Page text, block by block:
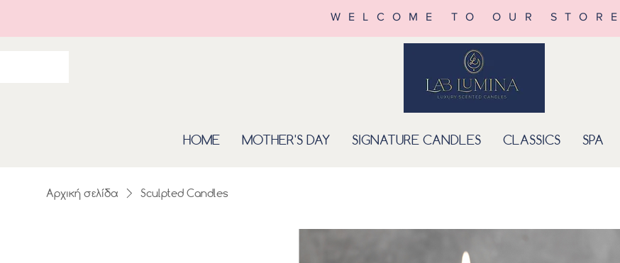
WELCOME TO OUR STORE
HOME MOTHER'S DAY SIGNATURE CANDLES CLASSICS SPA
Αρχική σελίδα Sculpted Candles